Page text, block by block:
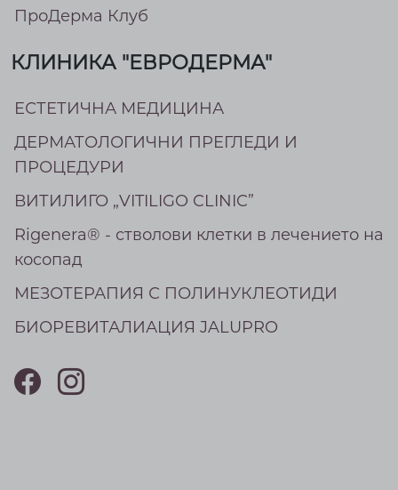
ПроДерма Клуб
КЛИНИКА "ЕВРОДЕРМА"
ЕСТЕТИЧНА МЕДИЦИНА
ДЕРМАТОЛОГИЧНИ ПРЕГЛЕДИ И
ПРОЦЕДУРИ
ВИТИЛИГО „VITILIGO CLINIC”
Rigenera® - стволови клетки в лечението на
косопад
МEЗОТЕРАПИЯ С ПОЛИНУКЛЕОТИДИ
БИОРЕВИТАЛИАЦИЯ JALUPRO